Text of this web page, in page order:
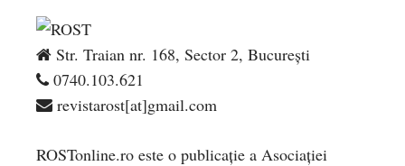
Str. Traian nr. 168, Sector 2, București
0740.103.621
revistarost[at]gmail.com
ROSTonline.ro este o publicaţie a Asociaţiei